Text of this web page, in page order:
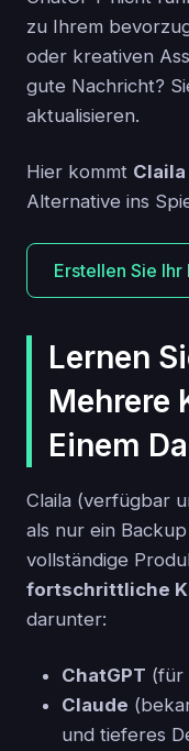
zu Ihrem
oder kreativen
gute Nachricht?
aktualisieren.
Hier kommt Claila
Alternative ins
Erstellen Sie
Lernen
Mehrere
Einem
Claila (verfügbar
als nur ein
vollständige
fortschrittliche
darunter:
ChatGPT (für
Claude
und tieferes